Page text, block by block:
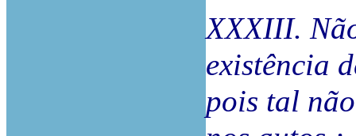
XXXIII.
existência
pois tal